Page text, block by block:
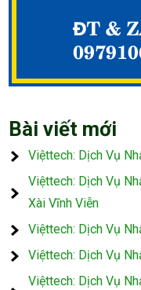
Bài viết mới
Việttech: Dịch Vụ
Việttech: Dịch Vụ
Xài Vĩnh Viễn
Việttech: Dịch Vụ
Việttech: Dịch Vụ
Việttech: Dịch Vụ